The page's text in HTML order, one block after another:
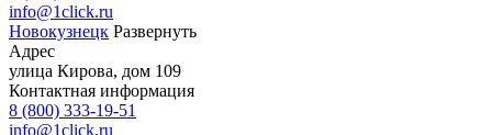
info@1click.ru
Новокузнецк Развернуть
Адрес
улица Кирова, дом 109
Контактная информация
8 (800) 333-19-51
info@1click.ru